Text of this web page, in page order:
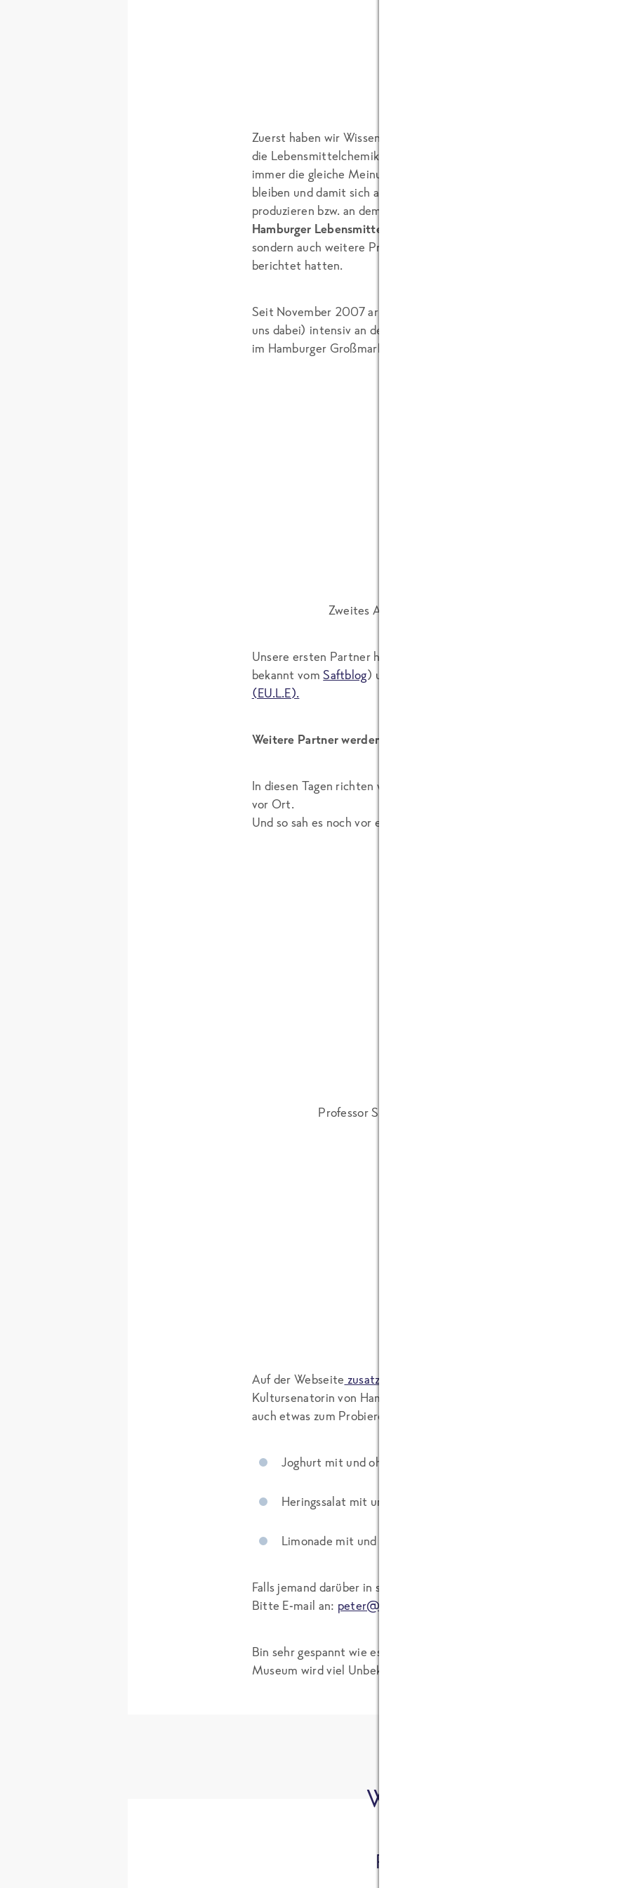
Zuerst haben wir Wissenschaftler gesucht, die das Museum entwickeln
die Lebensmittelchemiker Prof. Dr. Georg Schwedt und Udo Pollmer
immer die gleiche Meinung, fachlich gesehen waren sich beide aber
bleiben und damit sich auch andere Firmen oder Organisationen
produzieren bzw. an dem Thema interessiert sind, haben wir privat
Hamburger Lebensmittelstiftung
. Sie wird nicht nur das Deutsche
sondern auch weitere Projekte unterstützen, zum Beispiel das
berichtet hatten.
Seit November 2007 arbeitet ein kleines Team (unsere Agenturen
uns dabei) intensiv an der Errichtung des Museums und seit Februar
im Hamburger Großmarkt gefunden: in den ehemaligen Büros des
Zweites Arbeitstreffen im Musuem mit Prof. Dr. Schwedt
Unsere ersten Partner haben wir auch schon: Die
bekannt vomSaftblog) und das
Europäische Institut für Lebensmittel-
(EU.L.E).
Weitere Partner werden gesucht.
In diesen Tagen richten wir das Museum ein. Karina Grönwoldt, die
vor Ort.
Und so sah es noch vor einigen Tagen aus:
Professor Schwedt arbeitet noch an den Experimenten,
Auf der Webseite zusatzstoffmuseum.de
Kultursenatorin von Hamburg,
, das Museum
auch etwas zum Probieren geben:
Joghurt mit und ohne Aromen
Heringssalat mit und ohne Aromen
Limonade mit und ohne Aromen
Falls jemand darüber in seinem Blog berichten möchte schicken ich
Bitte E-mail an: peter@frosta.de
Bin sehr gespannt wie es aussieht wenn alles fertig ist! Eines kann ich
Museum wird viel Unbekanntes zum Thema Lebensmittel und
Wer hat's geschrieben?
Friederike von FRoSTA